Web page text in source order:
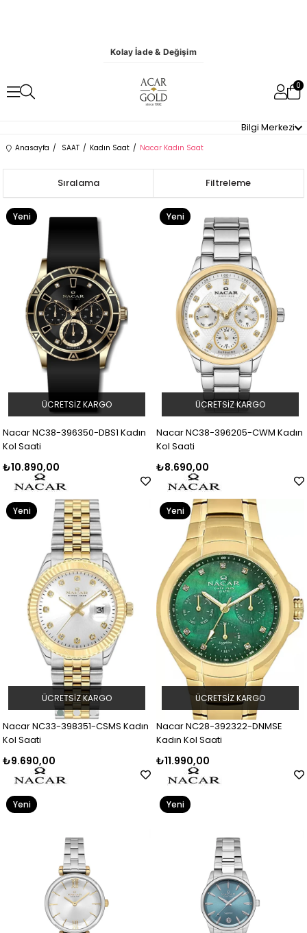
Kolay İade & Değişim
0
Bilgi Merkezi
Anasayfa SAAT Kadın Saat Nacar Kadın Saat
Filtreleme
Sıralama
Nacar NC38-396350-DBS1 Kadın
Kol Saati
₺10.890,00
ÜCRETSIZ KARGO
Yeni
Nacar NC38-396205-CWM Kadın
Kol Saati
₺8.690,00
ÜCRETSIZ KARGO
Yeni
Nacar NC33-398351-CSMS Kadın
Kol Saati
₺9.690,00
ÜCRETSIZ KARGO
Yeni
Nacar NC28-392322-DNMSE
Kadın Kol Saati
₺11.990,00
ÜCRETSIZ KARGO
Yeni
Yeni
Yeni